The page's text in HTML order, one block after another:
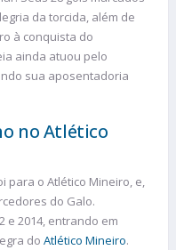
da torcida, além de
à conquista do
ainda atuou pelo
sua aposentadoria
no Atlético
para o Atlético Mineiro, e,
do Galo.
e 2014, entrando em
do Atlético Mineiro.